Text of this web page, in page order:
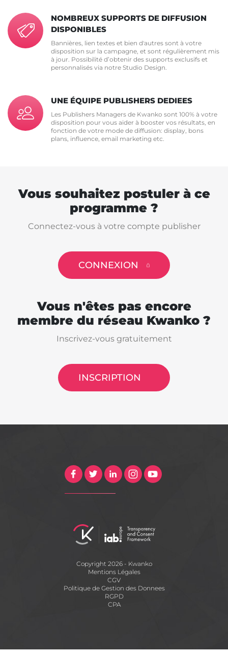
NOMBREUX SUPPORTS DE DIFFUSION
DISPONIBLES
Bannières, lien textes et bien d'autres sont à votre
disposition sur la campagne, et sont régulièrement mis
à jour. Possibilité d’obtenir des supports exclusifs et
personnalisés via notre Studio Design.
UNE ÉQUIPE PUBLISHERS DEDIEES
Les Publishers Managers de Kwanko sont 100% à votre
disposition pour vous aider à booster vos résultats, en
fonction de votre mode de diffusion: display, bons
plans, influence, email marketing etc.
Vous souhaitez postuler à ce
programme ?
Connectez-vous à votre compte publisher
CONNEXION
Vous n'êtes pas encore
membre du réseau Kwanko ?
Inscrivez-vous gratuitement
INSCRIPTION
Copyright 2026 - Kwanko
Mentions Légales
CGV
Politique de Gestion des Donnees
RGPD
CPA